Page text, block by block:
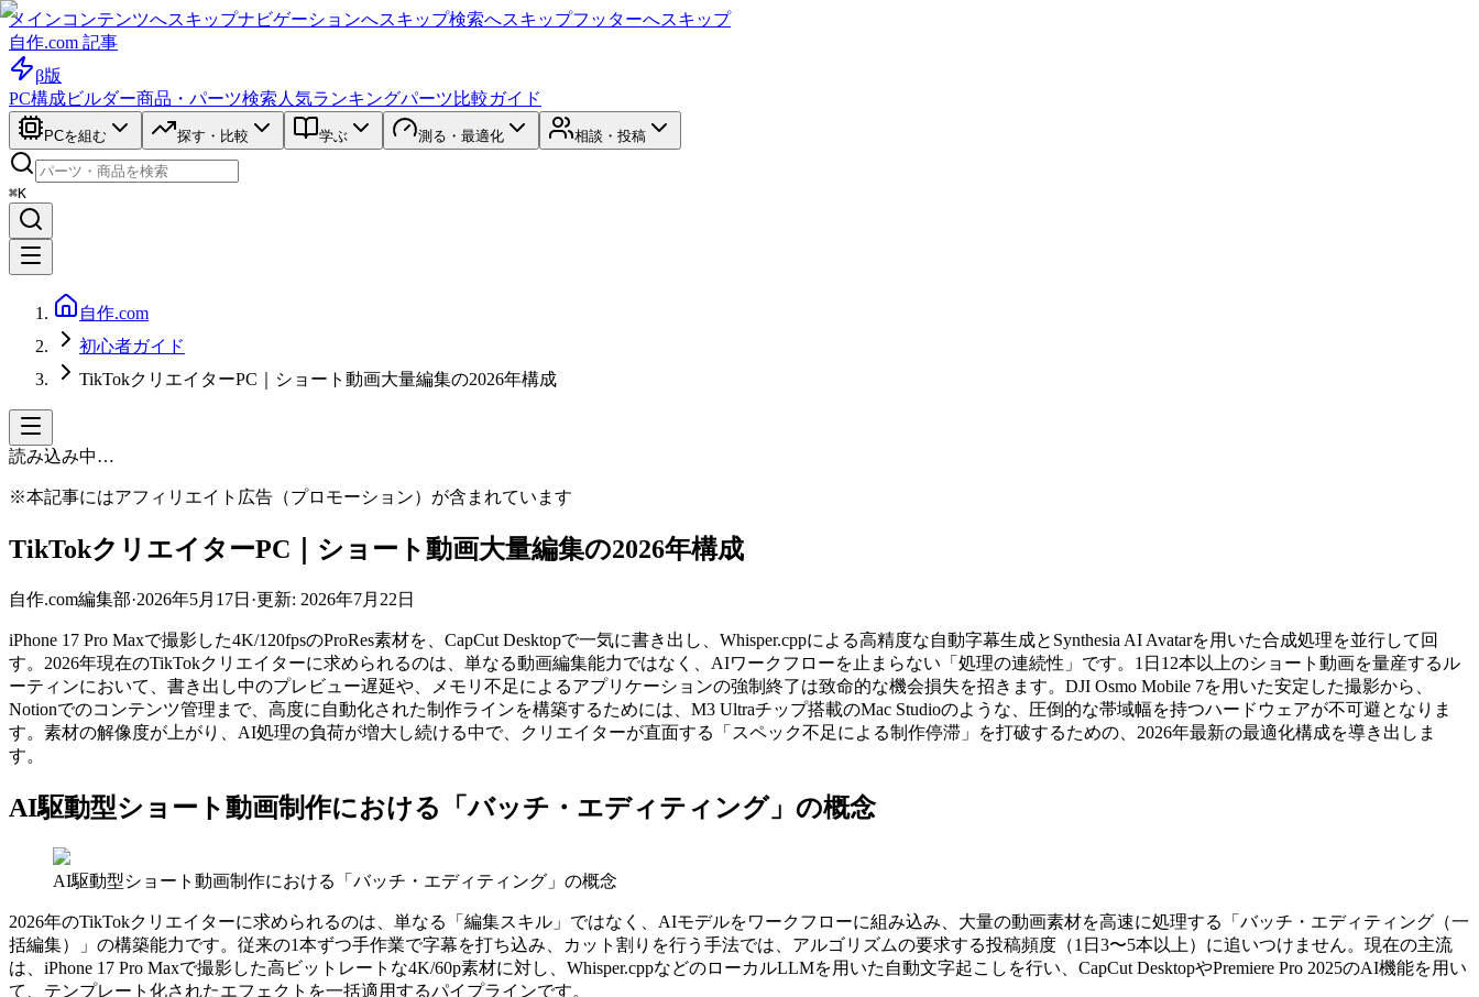
メインコンテンツへスキップナビゲーションへスキップ検索へスキップフッターへスキップ
自作.com 記事
β版
PC構成ビルダー商品・パーツ検索 人気ランキングパーツ比較ガイド
PCを組む 探す・比較 学ぶ 測る・最適化 相談・投稿
⌘K
自作.com
初心者ガイド
TikTokクリエイターPC｜ショート動画大量編集の2026年構成
読み込み中…
※本記事にはアフィリエイト広告（プロモーション）が含まれています
TikTokクリエイターPC｜ショート動画大量編集の2026年構成
自作.com編集部·2026年5月17日 ·更新: 2026年7月22日
iPhone 17 Pro Maxで撮影した4K/120fpsのProRes素材を、CapCut Desktopで一気に書き出し、Whisper.cppによる高精度な自動字幕生成とSynthesia AI Avatarを用いた合成処理を並行して回
す。2026年現在のTikTokクリエイターに求められるのは、単なる動画編集能力ではなく、AIワークフローを止まらない「処理の連続性」です。1日12本以上のショート動画を量産するル
ーティンにおいて、書き出し中のプレビュー遅延や、メモリ不足によるアプリケーションの強制終了は致命的な機会損失を招きます。DJI Osmo Mobile 7を用いた安定した撮影から、
Notionでのコンテンツ管理まで、高度に自動化された制作ラインを構築するためには、M3 Ultraチップ搭載のMac Studioのような、圧倒的な帯域幅を持つハードウェアが不可避となりま
す。素材の解像度が上がり、AI処理の負荷が増大し続ける中で、クリエイターが直面する「スペック不足による制作停滞」を打破するための、2026年最新の最適化構成を導き出しま
す。
AI駆動型ショート動画制作における「バッチ・エディティング」の概念
AI駆動型ショート動画制作における「バッチ・エディティング」の概念
2026年のTikTokクリエイターに求められるのは、単なる「編集スキル」ではなく、AIモデルをワークフローに組み込み、大量の動画素材を高速に処理する「バッチ・エディティング（一
括編集）」の構築能力です。従来の1本ずつ手作業で字幕を打ち込み、カット割りを行う手法では、アルゴリズムの要求する投稿頻度（1日3〜5本以上）に追いつけません。現在の主流
は、iPhone 17 Pro Maxで撮影した高ビットレートな4K/60p素材に対し、Whisper.cppなどのローカルLLMを用いた自動文字起こしを行い、CapCut DesktopやPremiere Pro 2025のAI機能を用い
て、テンプレート化されたエフェクトを一括適用するパイプラインです。